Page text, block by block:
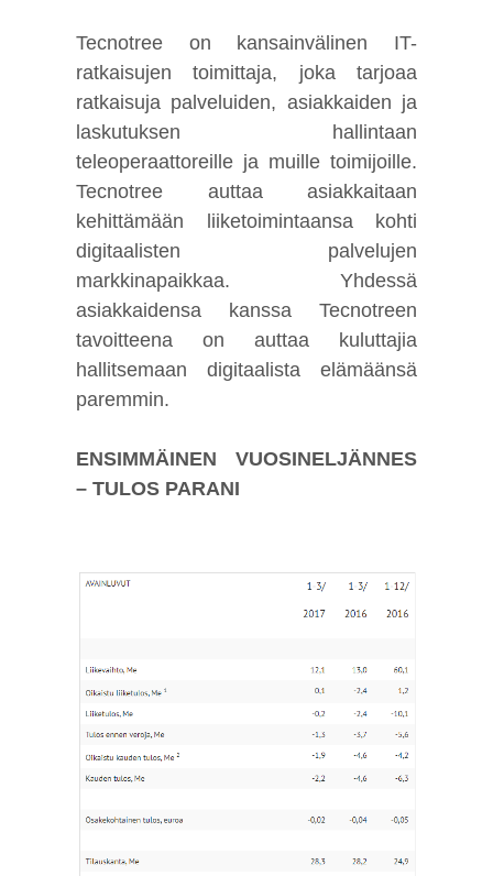
Tecnotree on kansainvälinen IT-
ratkaisujen toimittaja, joka tarjoaa
ratkaisuja palveluiden, asiakkaiden ja
laskutuksen hallintaan
teleoperaattoreille ja muille toimijoille.
Tecnotree auttaa asiakkaitaan
kehittämään liiketoimintaansa kohti
digitaalisten palvelujen
markkinapaikkaa. Yhdessä
asiakkaidensa kanssa Tecnotreen
tavoitteena on auttaa kuluttajia
hallitsemaan digitaalista elämäänsä
paremmin.
ENSIMMÄINEN VUOSINELJÄNNES
– TULOS PARANI